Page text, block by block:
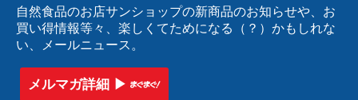
自然食品のお店サンショップの新商品のお知らせや、お
買い得情報等々、楽しくてためになる（？）かもしれな
い、メールニュース。
メルマガ詳細 ▶︎